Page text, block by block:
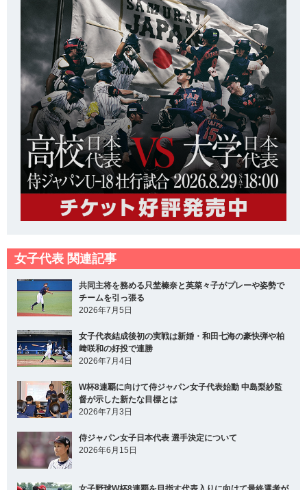
女子代表 関連記事
共同主将を務める只埜榛奈と英菜々子がプレーや姿勢で
チームを引っ張る
2026年7月5日
女子代表結成後初の実戦は新婚・和田七海の豪快弾や柏
﨑咲和の好投で連勝
2026年7月4日
W杯8連覇に向けて侍ジャパン女子代表始動 中島梨紗監
督が示した新たな目標とは
2026年7月3日
侍ジャパン女子日本代表 選手決定について
2026年6月15日